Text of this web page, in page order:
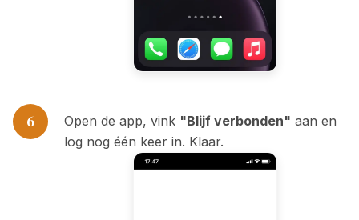
6 Open de app, vink "Blijf verbonden" aan en
log nog één keer in. Klaar.